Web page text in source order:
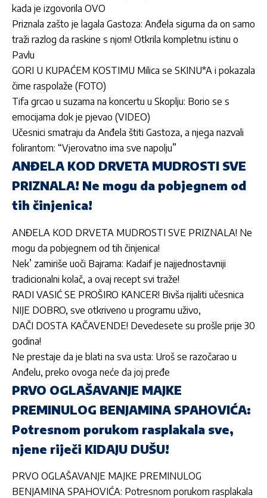
kada je izgovorila OVO
Priznala zašto je lagala Gastoza: Anđela sigurna da on samo
traži razlog da raskine s njom! Otkrila kompletnu istinu o
Pavlu
GORI U KUPAĆEM KOSTIMU Milica se SKINU*A i pokazala
čime raspolaže (FOTO)
Tifa grcao u suzama na koncertu u Skoplju: Borio se s
emocijama dok je pjevao (VIDEO)
Učesnici smatraju da Anđela štiti Gastoza, a njega nazvali
folirantom: “Vjerovatno ima sve napolju”
ANĐELA KOD DRVETA MUDROSTI SVE
PRIZNALA! Ne mogu da pobjegnem od
tih činjenica!
ANĐELA KOD DRVETA MUDROSTI SVE PRIZNALA! Ne
mogu da pobjegnem od tih činjenica!
Nek’ zamiriše uoči Bajrama: Kadaif je najjednostavniji
tradicionalni kolač, a ovaj recept svi traže!
RADI VASIĆ SE PROŠIRO KANCER! Bivša rijaliti učesnica
NIJE DOBRO, sve otkriveno u programu uživo,
DAČI DOSTA KAČAVENDE! Devedesete su prošle prije 30
godina!
Ne prestaje da je blati na sva usta: Uroš se razočarao u
Anđelu, preko ovoga neće da joj pređe
PRVO OGLAŠAVANJE MAJKE
PREMINULOG BENJAMINA SPAHOVIĆA:
Potresnom porukom rasplakala sve,
njene riječi KIDAJU DUŠU!
PRVO OGLAŠAVANJE MAJKE PREMINULOG
BENJAMINA SPAHOVIĆA: Potresnom porukom rasplakala